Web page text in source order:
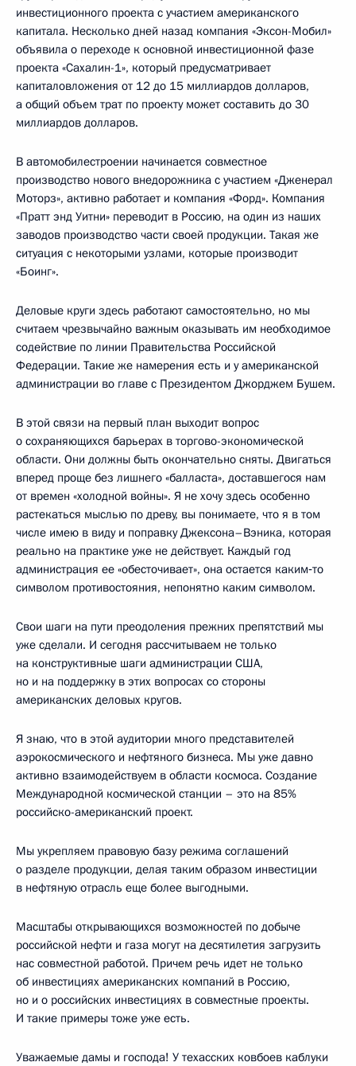
инвестиционного проекта с участием американского
капитала. Несколько дней назад компания «Эксон-Мобил»
объявила о переходе к основной инвестиционной фазе
проекта «Сахалин-1», который предусматривает
капиталовложения от 12 до 15 миллиардов долларов,
а общий объем трат по проекту может составить до 30
миллиардов долларов.
В автомобилестроении начинается совместное
производство нового внедорожника с участием «Дженерал
Моторз», активно работает и компания «Форд». Компания
«Пратт энд Уитни» переводит в Россию, на один из наших
заводов производство части своей продукции. Такая же
ситуация с некоторыми узлами, которые производит
«Боинг».
Деловые круги здесь работают самостоятельно, но мы
считаем чрезвычайно важным оказывать им необходимое
содействие по линии Правительства Российской
Федерации. Такие же намерения есть и у американской
администрации во главе с Президентом Джорджем Бушем.
В этой связи на первый план выходит вопрос
о сохраняющихся барьерах в торгово-экономической
области. Они должны быть окончательно сняты. Двигаться
вперед проще без лишнего «балласта», доставшегося нам
от времен «холодной войны». Я не хочу здесь особенно
растекаться мыслью по древу, вы понимаете, что я в том
числе имею в виду и поправку Джексона–Вэника, которая
реально на практике уже не действует. Каждый год
администрация ее «обесточивает», она остается каким‑то
символом противостояния, непонятно каким символом.
Свои шаги на пути преодоления прежних препятствий мы
уже сделали. И сегодня рассчитываем не только
на конструктивные шаги администрации США,
но и на поддержку в этих вопросах со стороны
американских деловых кругов.
Я знаю, что в этой аудитории много представителей
аэрокосмического и нефтяного бизнеса. Мы уже давно
активно взаимодействуем в области космоса. Создание
Международной космической станции – это на 85%
российско-американский проект.
Мы укрепляем правовую базу режима соглашений
о разделе продукции, делая таким образом инвестиции
в нефтяную отрасль еще более выгодными.
Масштабы открывающихся возможностей по добыче
российской нефти и газа могут на десятилетия загрузить
нас совместной работой. Причем речь идет не только
об инвестициях американских компаний в Россию,
но и о российских инвестициях в совместные проекты.
И такие примеры тоже уже есть.
Уважаемые дамы и господа! У техасских ковбоев каблуки